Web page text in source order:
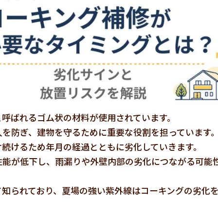
ばれるゴム状の材料が使用されています。
防ぎ、建物を守るために重要な役割を担っています
けるため年月の経過とともに劣化していきます。
が低下し、雨漏りや外壁内部の劣化につながる可能
られており、夏場の強い紫外線はコーキングの劣化